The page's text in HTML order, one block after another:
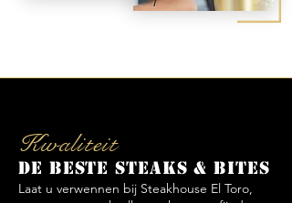
Kwaliteit
De beste steaks & bites
Laat u verwennen bij Steakhouse El Toro,